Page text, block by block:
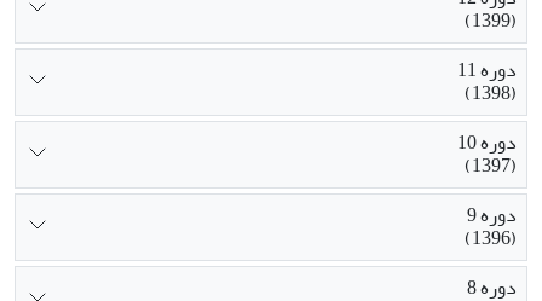
(1399)
دوره 11
(1398)
دوره 10
(1397)
دوره 9
(1396)
دوره 8